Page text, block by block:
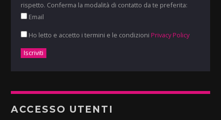
rispetto. Conferma la modalità di contatto da te preferita:
Email
Ho letto e accetto i termini e le condizioni Privacy Policy
ACCESSO UTENTI